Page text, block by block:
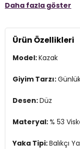
Yaka Tipi:Balıkçı Yaka
Kumaş Tipi:
Boy:Standart
Kalıp Bilgisi: Regular Fit
2DK25K0780K1.69
Daha fazla göster
Ürün Özellikleri
Model:Kazak
Giyim Tarzı:
Desen:Düz
Materyal:% 53
Yaka Tipi:Balıkçı